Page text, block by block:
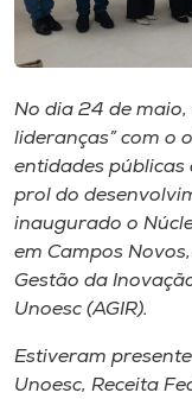
Museu
Unoesc
Store
Selecione
No dia 24 de maio,
lideranças” com o
entidades públicas
prol do
inaugurado o
em Campos
Gestão da
Unoesc (AGIR).
Estiveram
Unoesc, Receita